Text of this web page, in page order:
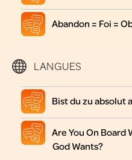
Abandon = Foi =
LANGUES
Bist du zu absolut
Are You On
God Wants?